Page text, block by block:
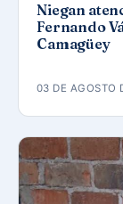
Niegan
Fernando
Camagüey
03 DE AGOSTO